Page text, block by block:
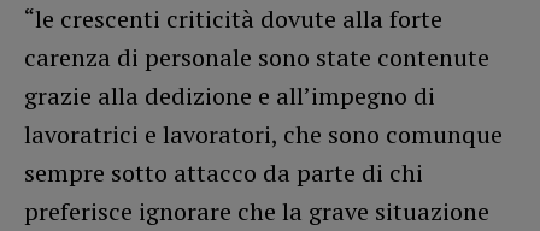
“le crescenti criticità dovute alla forte
carenza di personale sono state contenute
grazie alla dedizione e all’impegno di
lavoratrici e lavoratori, che sono comunque
sempre sotto attacco da parte di chi
preferisce ignorare che la grave situazione